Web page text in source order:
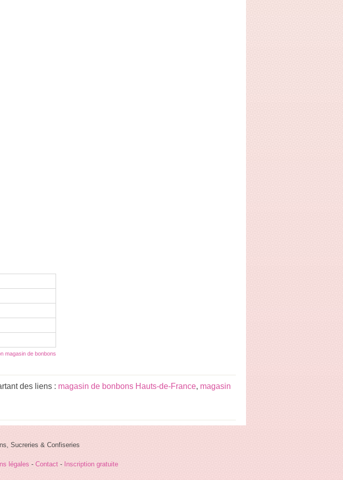
magasin de bonbons
des liens : magasin de bonbons Hauts-de-France, magasin
Sucreries & Confiseries
légales - Contact - Inscription gratuite